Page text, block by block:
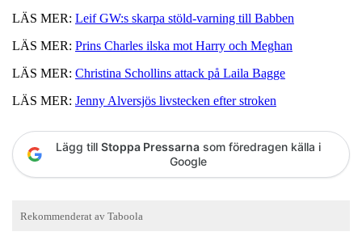
LÄS MER: Leif GW:s skarpa stöld-varning till Babben
LÄS MER: Prins Charles ilska mot Harry och Meghan
LÄS MER: Christina Schollins attack på Laila Bagge
LÄS MER: Jenny Alversjös livstecken efter stroken
Lägg till Stoppa Pressarna som föredragen källa i
Google